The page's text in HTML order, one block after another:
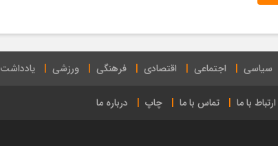
سیاسی اجتماعی اقتصادی فرهنگی ورزشی یادداشت
ارتباط با ما تماس با ما چاپ درباره ما